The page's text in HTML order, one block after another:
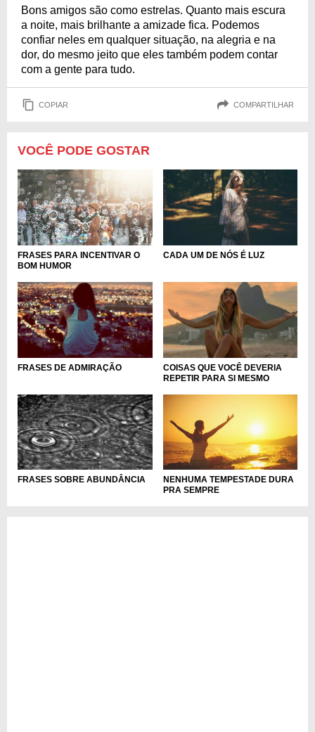
Bons amigos são como estrelas. Quanto mais escura
a noite, mais brilhante a amizade fica. Podemos
confiar neles em qualquer situação, na alegria e na
dor, do mesmo jeito que eles também podem contar
com a gente para tudo.
COPIAR COMPARTILHAR
VOCÊ PODE GOSTAR
FRASES PARA INCENTIVAR O
BOM HUMOR
CADA UM DE NÓS É LUZ
FRASES DE ADMIRAÇÃO
COISAS QUE VOCÊ DEVERIA
REPETIR PARA SI MESMO
FRASES SOBRE ABUNDÂNCIA
NENHUMA TEMPESTADE DURA
PRA SEMPRE